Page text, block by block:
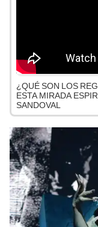
¿QUÉ SON LOS
ESTA MIRADA
SANDOVAL